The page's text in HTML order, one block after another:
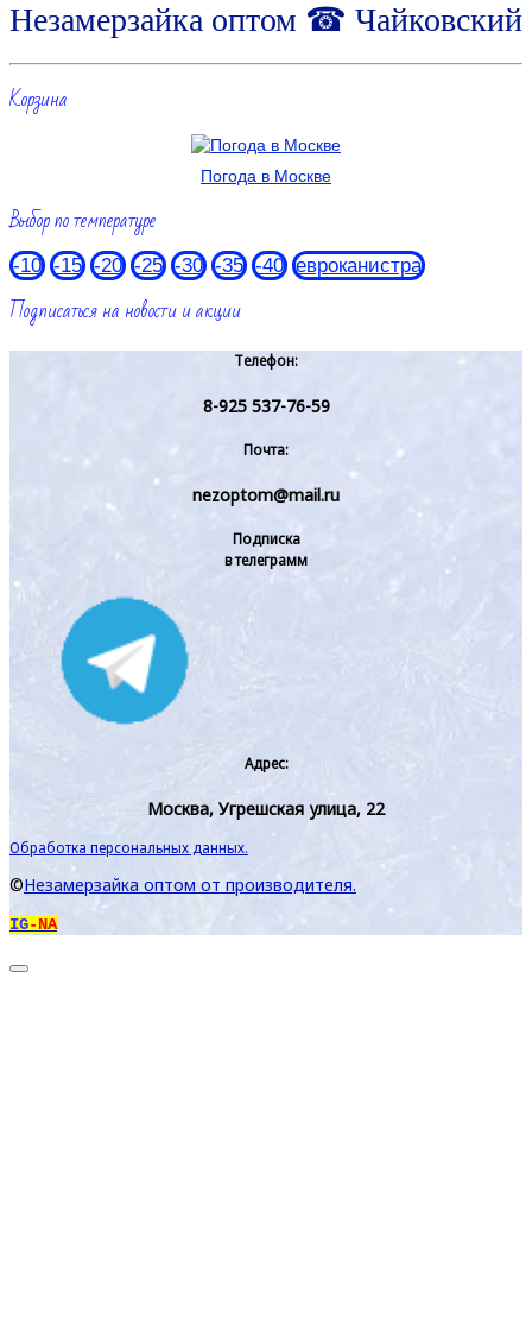
Незамерзайка оптом ☎ Чайковский
Корзина
Погода в Москве
Выбор по температуре
-10 -15 -20 -25 -30 -35 -40 евроканистра
Подписаться на новости и акции
Телефон:
8-925 537-76-59
Почта:
nezoptom@mail.ru
Подписка
в телеграмм
Адрес:
Москва, Угрешская улица, 22
Обработка персональных данных.
©Незамерзайка оптом от производителя.
IG-NA